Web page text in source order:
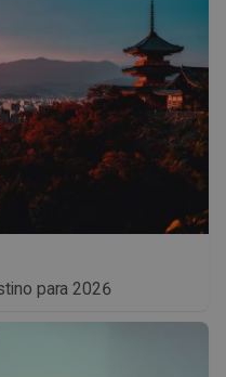
para 2026